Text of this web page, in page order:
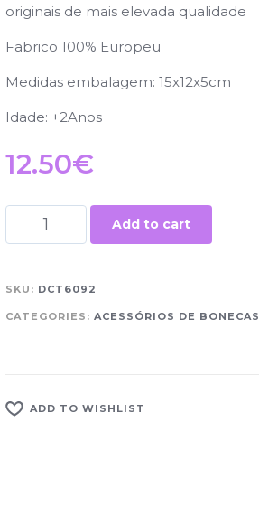
originais de mais elevada qualidade
Fabrico 100% Europeu
Medidas embalagem: 15x12x5cm
Idade: +2Anos
12.50€
Add to cart
SKU: DCT6092
CATEGORIES: ACESSÓRIOS DE BONECAS
ADD TO WISHLIST